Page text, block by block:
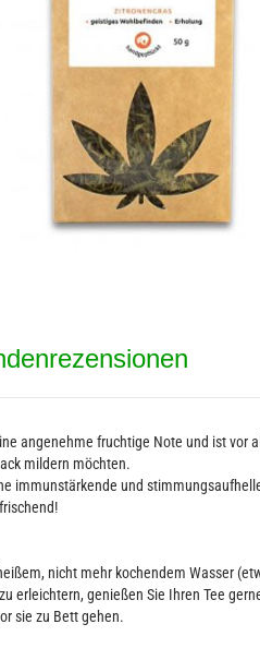
angenehme fruchtige Note und ist vor
mildern möchten.
immunstärkende und
nicht mehr kochendem Wasser
erleichtern, genießen Sie Ihren Tee
sie zu Bett gehen.